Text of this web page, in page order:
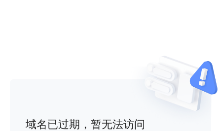
域名已过期，暂无法访问